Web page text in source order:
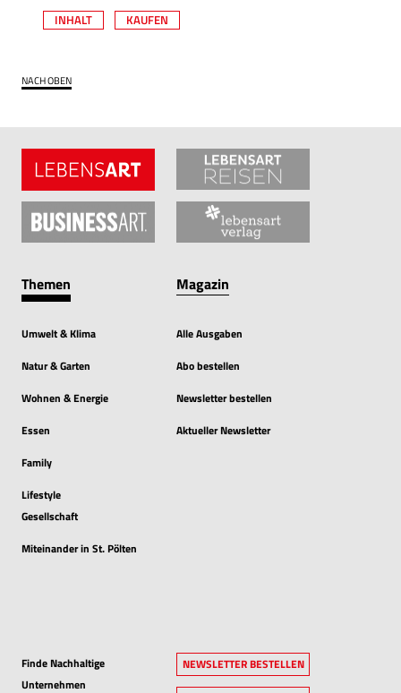
INHALT KAUFEN
NACH OBEN
Themen
Umwelt & Klima
Natur & Garten
Wohnen & Energie
Essen
Family
Lifestyle
Gesellschaft
Miteinander in St. Pölten
Magazin
Alle Ausgaben
Abo bestellen
Newsletter bestellen
Aktueller Newsletter
Finde Nachhaltige
Unternehmen
NEWSLETTER BESTELLEN